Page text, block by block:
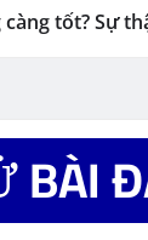
tốt? Sự
BÀI